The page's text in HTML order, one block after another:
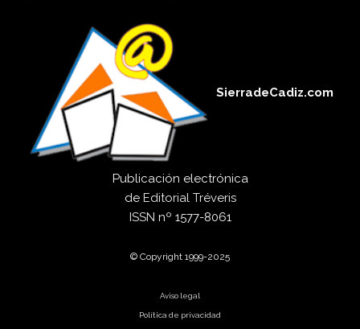
SierradeCadiz.com
Publicación electrónica
de Editorial Tréveris
ISSN nº 1577-8061
© Copyright 1999-2025
Aviso legal
Política de privacidad